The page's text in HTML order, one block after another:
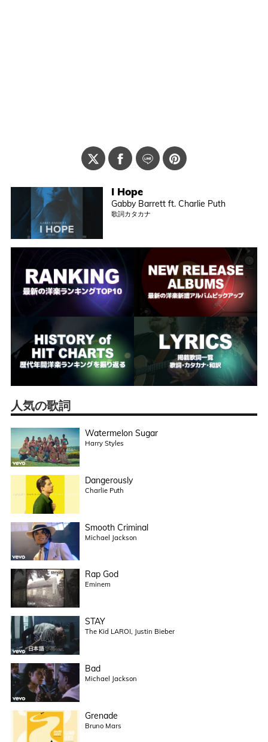
I Hope
Gabby Barrett ft. Charlie Puth
歌詞カタカナ
人気の歌詞
Watermelon Sugar
Harry Styles
Dangerously
Charlie Puth
Smooth Criminal
Michael Jackson
Rap God
Eminem
STAY
The Kid LAROI, Justin Bieber
Bad
Michael Jackson
Grenade
Bruno Mars